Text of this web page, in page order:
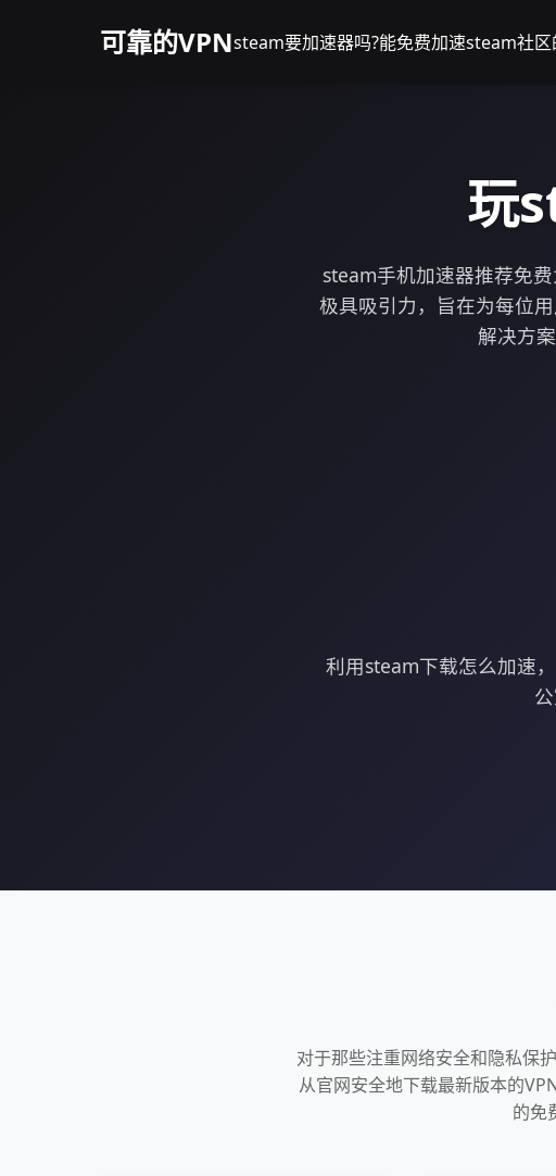
可靠的VPNsteam要加速器吗?能免费加速steam社
玩
steam手机加速器推荐免
极具吸引力，旨在为每位
解决方
利用steam下载怎么加速
对于那些注重网络安全和隐私保
从官网安全地下载最新版本的
的免